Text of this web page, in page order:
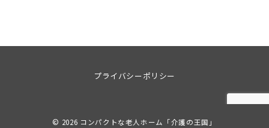
プライバシーポリシー
© 2026 コンパクトな老人ホーム「介護の王国」